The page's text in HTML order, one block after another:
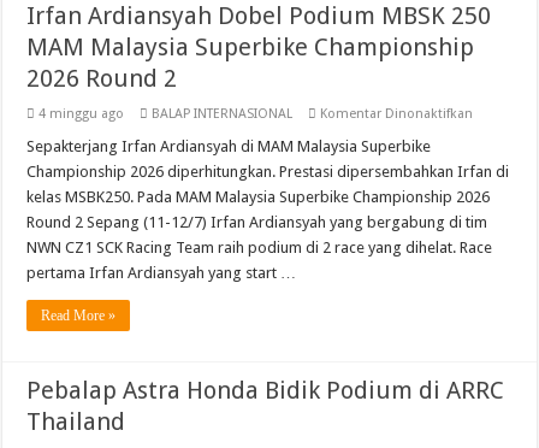
Irfan Ardiansyah Dobel Podium MBSK 250
MAM Malaysia Superbike Championship
2026 Round 2
4 minggu ago BALAP INTERNASIONAL Komentar Dinonaktifkan
Podium
MBSK
250
MAM
Superbike
Sepakterjang Irfan Ardiansyah di MAM Malaysia Superbike
Championship 2026 diperhitungkan. Prestasi dipersembahkan Irfan di
kelas MSBK250. Pada MAM Malaysia Superbike Championship 2026
Round 2 Sepang (11-12/7) Irfan Ardiansyah yang bergabung di tim
NWN CZ1 SCK Racing Team raih podium di 2 race yang dihelat. Race
pertama Irfan Ardiansyah yang start …
Read More »
Pebalap Astra Honda Bidik Podium di ARRC
Thailand